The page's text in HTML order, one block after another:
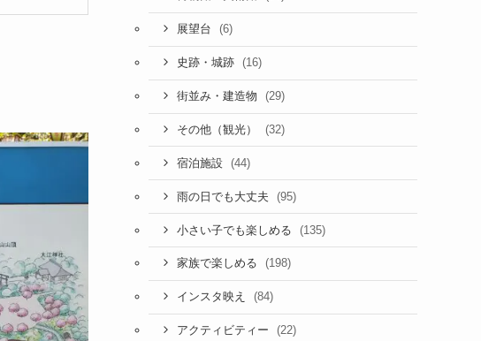
展望台 (6)
史跡・城跡 (16)
街並み・建造物 (29)
その他（観光） (32)
宿泊施設 (44)
雨の日でも大丈夫 (95)
小さい子でも楽しめる (135)
家族で楽しめる (198)
インスタ映え (84)
アクティビティー (22)